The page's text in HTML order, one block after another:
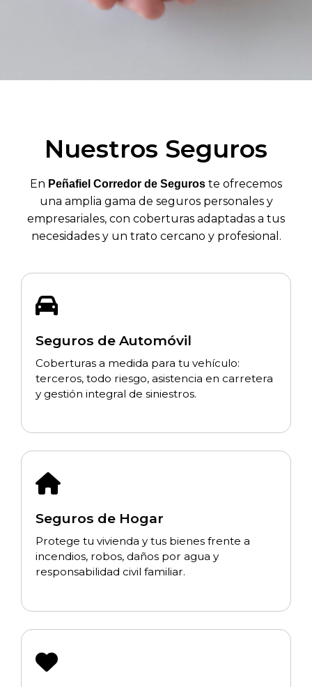
Nuestros Seguros
En Peñafiel Corredor de Seguros te ofrecemos
una amplia gama de seguros personales y
empresariales, con coberturas adaptadas a tus
necesidades y un trato cercano y profesional.
Seguros de Automóvil
Coberturas a medida para tu vehículo:
terceros, todo riesgo, asistencia en carretera
y gestión integral de siniestros.
Seguros de Hogar
Protege tu vivienda y tus bienes frente a
incendios, robos, daños por agua y
responsabilidad civil familiar.